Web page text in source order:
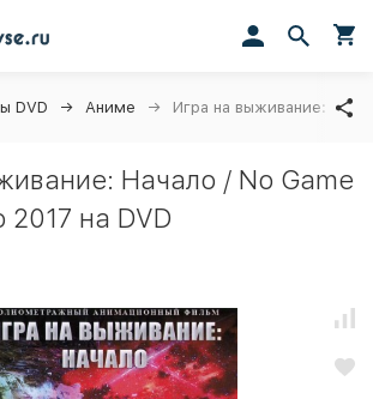
DVD Аниме Игра на выживание:
Начало / No Game
2017 на DVD